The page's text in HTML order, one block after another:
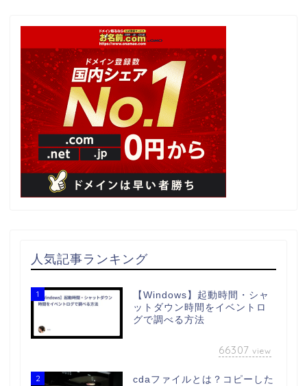
人気記事ランキング
1
【Windows】起動時間・シャ
ットダウン時間をイベントロ
グで調べる方法
66307 view
2
cdaファイルとは？コピーした